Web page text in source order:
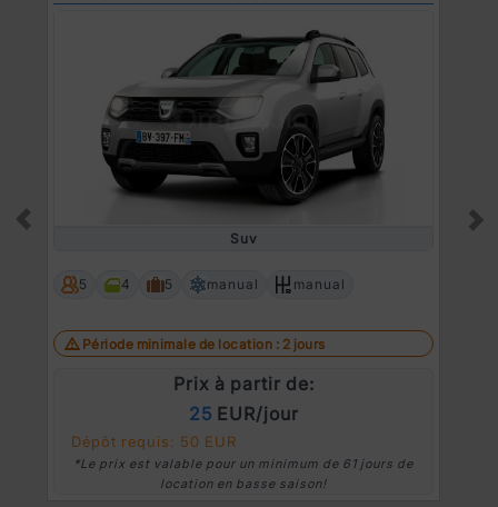
Suv
5 4 5 manual manual
Période minimale de location : 2 jours
Prix à partir de:
25 EUR/jour
Dépôt requis: 50 EUR
*Le prix est valable pour un minimum de 61 jours de
location en basse saison!